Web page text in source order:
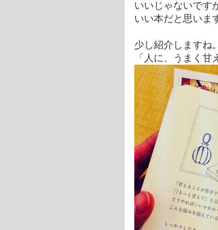
いいじゃないです
いい本だと思いま
少し紹介しますね
「人に、うまく